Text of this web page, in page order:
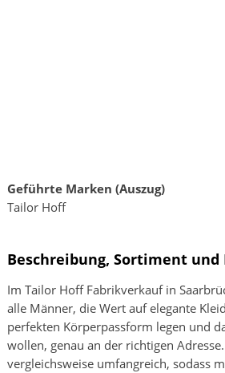
Geführte Marken (Auszug)
Tailor Hoff
Beschreibung, Sortiment und
Im Tailor Hoff Fabrikverkauf in
alle Männer, die Wert auf elegante
perfekten Körperpassform legen und
wollen, genau an der richtigen
vergleichsweise umfangreich, sodass